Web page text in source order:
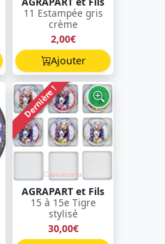
11 Estampée gris
crème
2,00€
Ajouter
Dernière !
AGRAPART et Fils
15 à 15e Tigre
stylisé
30,00€